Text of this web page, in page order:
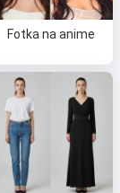
Fotka na anime